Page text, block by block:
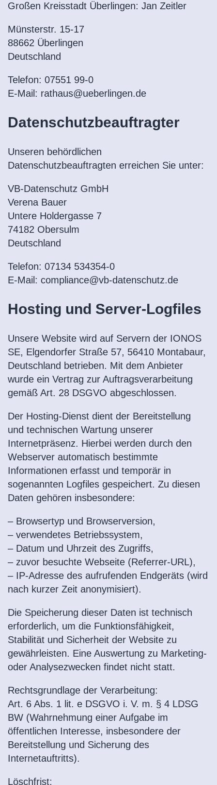
Großen Kreisstadt Überlingen: Jan Zeitler
Münsterstr. 15-17
88662 Überlingen
Deutschland
Telefon: 07551 99-0
E-Mail: rathaus@ueberlingen.de
Datenschutzbeauftragter
Unseren behördlichen
Datenschutzbeauftragten erreichen Sie unter:
VB-Datenschutz GmbH
Verena Bauer
Untere Holdergasse 7
74182 Obersulm
Deutschland
Telefon: 07134 534354-0
E-Mail: compliance@vb-datenschutz.de
Hosting und Server-Logfiles
Unsere Website wird auf Servern der IONOS
SE, Elgendorfer Straße 57, 56410 Montabaur,
Deutschland betrieben. Mit dem Anbieter
wurde ein Vertrag zur Auftragsverarbeitung
gemäß Art. 28 DSGVO abgeschlossen.
Der Hosting-Dienst dient der Bereitstellung
und technischen Wartung unserer
Internetpräsenz. Hierbei werden durch den
Webserver automatisch bestimmte
Informationen erfasst und temporär in
sogenannten Logfiles gespeichert. Zu diesen
Daten gehören insbesondere:
– Browsertyp und Browserversion,
– verwendetes Betriebssystem,
– Datum und Uhrzeit des Zugriffs,
– zuvor besuchte Webseite (Referrer-URL),
– IP-Adresse des aufrufenden Endgeräts (wird
nach kurzer Zeit anonymisiert).
Die Speicherung dieser Daten ist technisch
erforderlich, um die Funktionsfähigkeit,
Stabilität und Sicherheit der Website zu
gewährleisten. Eine Auswertung zu Marketing-
oder Analysezwecken findet nicht statt.
Rechtsgrundlage der Verarbeitung:
Art. 6 Abs. 1 lit. e DSGVO i. V. m. § 4 LDSG
BW (Wahrnehmung einer Aufgabe im
öffentlichen Interesse, insbesondere der
Bereitstellung und Sicherung des
Internetauftritts).
Löschfrist: